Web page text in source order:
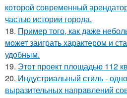
которой современный
частью истории города.
18. Пример того, как даже
может заиграть характером и
удобным.
19. Этот проект площадью 112
20. Индустриальный стиль -
выразительных направлений